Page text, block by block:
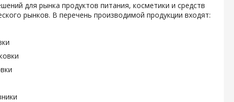
для рынка продуктов питания, косметики и средств
рынков. В перечень производимой продукции входят: